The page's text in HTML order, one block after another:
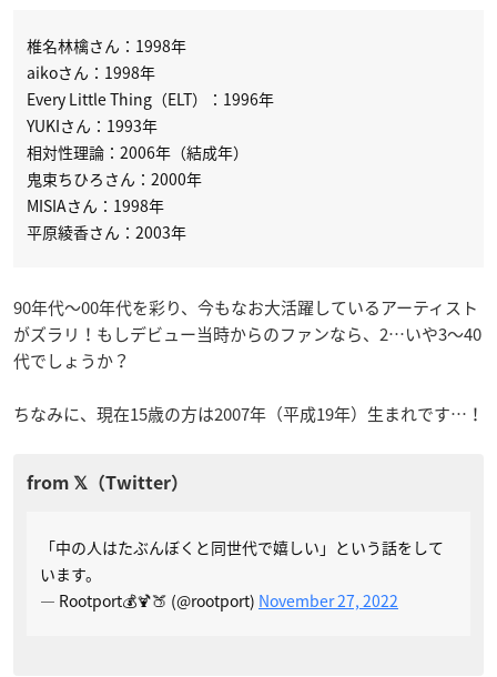
椎名林檎さん：1998年
aikoさん：1998年
Every Little Thing（ELT）：1996年
YUKIさん：1993年
相対性理論：2006年（結成年）
鬼束ちひろさん：2000年
MISIAさん：1998年
平原綾香さん：2003年
90年代～00年代を彩り、今もなお大活躍しているアーティスト
がズラリ！もしデビュー当時からのファンなら、2…いや3～40
代でしょうか？
ちなみに、現在15歳の方は2007年（平成19年）生まれです…！
「中の人はたぶんぼくと同世代で嬉しい」という話をして
います。
— Rootport💰🍹🍑 (@rootport) November 27, 2022